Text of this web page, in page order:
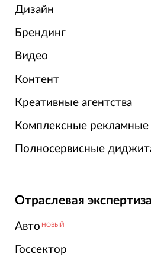
Дизайн
Брендинг
Видео
Контент
Креативные агентства
Комплексные рекламные
Полносервисные
Отраслевая экспертиза
Авто НОВЫЙ
Госсектор